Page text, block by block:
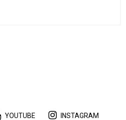
YOUTUBE INSTAGRAM